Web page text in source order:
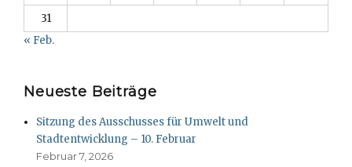
31
« Feb.
Neueste Beiträge
Sitzung des Ausschusses für Umwelt und
Stadtentwicklung – 10. Februar
Februar 7, 2026